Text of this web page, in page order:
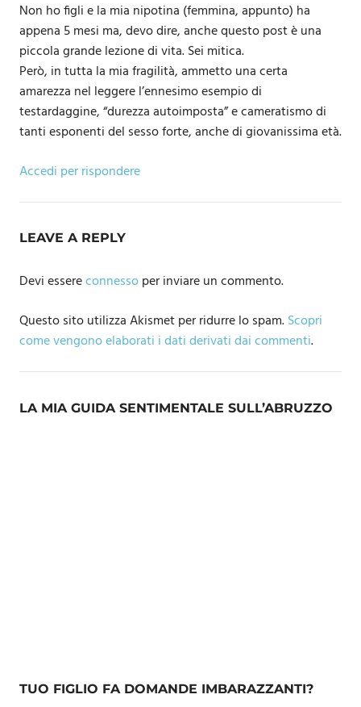
Non ho figli e la mia nipotina (femmina, appunto) ha
appena 5 mesi ma, devo dire, anche questo post è una
piccola grande lezione di vita. Sei mitica.
Però, in tutta la mia fragilità, ammetto una certa
amarezza nel leggere l’ennesimo esempio di
testardaggine, “durezza autoimposta” e cameratismo di
tanti esponenti del sesso forte, anche di giovanissima età.
Accedi per rispondere
LEAVE A REPLY
Devi essereconnessoper inviare un commento.
Questo sito utilizza Akismet per ridurre lo spam.Scopri
come vengono elaborati i dati derivati dai commenti.
LA MIA GUIDA SENTIMENTALE SULL’ABRUZZO
TUO FIGLIO FA DOMANDE IMBARAZZANTI?